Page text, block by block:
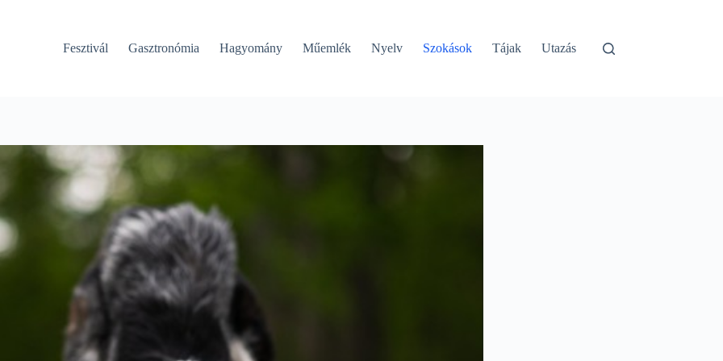
Fesztivál Gasztronómia Hagyomány Műemlék Nyelv Szokások Tájak Utazás